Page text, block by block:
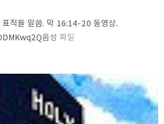
적들 말씀. 막 16:14-20 동영상.
음성 파일
Peter Yoon